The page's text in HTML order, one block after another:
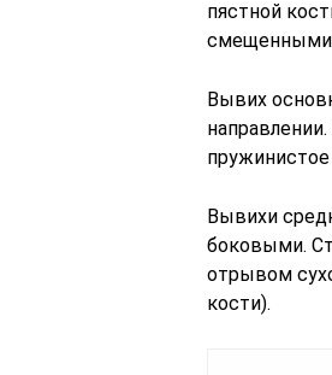
пястной
смещенными
Вывих
Вывихи
боковыми.
отрывом
кости).